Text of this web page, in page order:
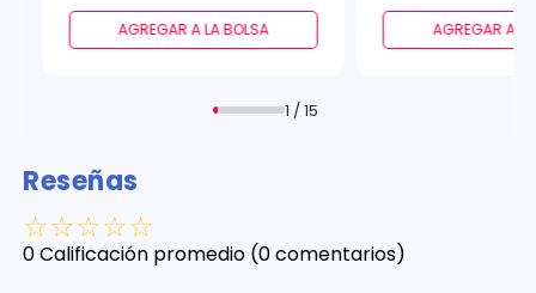
AGREGAR A LA BOLSA AGREGAR A
1 / 15
Reseñas
☆☆☆☆☆
0 Calificación promedio (0 comentarios)